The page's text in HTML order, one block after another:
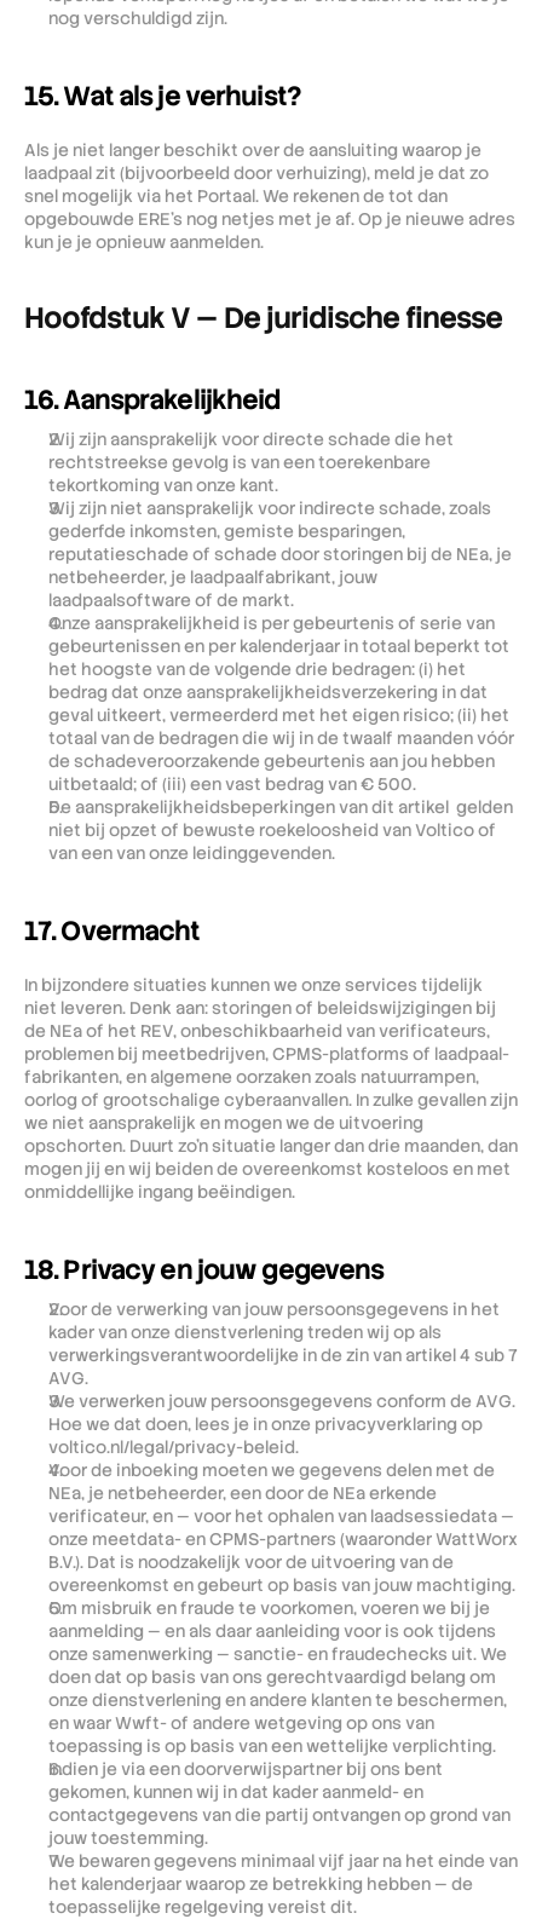
nog verschuldigd zijn.
15. Wat als je verhuist?
Als je niet langer beschikt over de aansluiting waarop je
laadpaal zit (bijvoorbeeld door verhuizing), meld je dat zo
snel mogelijk via het Portaal. We rekenen de tot dan
opgebouwde ERE's nog netjes met je af. Op je nieuwe adres
kun je je opnieuw aanmelden.
Hoofdstuk V — De juridische finesse
16. Aansprakelijkheid
Wij zijn aansprakelijk voor directe schade die het
rechtstreekse gevolg is van een toerekenbare
tekortkoming van onze kant.
Wij zijn niet aansprakelijk voor indirecte schade, zoals
gederfde inkomsten, gemiste besparingen,
reputatieschade of schade door storingen bij de NEa, je
netbeheerder, je laadpaalfabrikant, jouw
laadpaalsoftware of de markt.
Onze aansprakelijkheid is per gebeurtenis of serie van
gebeurtenissen en per kalenderjaar in totaal beperkt tot
het hoogste van de volgende drie bedragen: (i) het
bedrag dat onze aansprakelijkheidsverzekering in dat
geval uitkeert, vermeerderd met het eigen risico; (ii) het
totaal van de bedragen die wij in de twaalf maanden vóór
de schadeveroorzakende gebeurtenis aan jou hebben
uitbetaald; of (iii) een vast bedrag van € 500.
De aansprakelijkheidsbeperkingen van dit artikel  gelden
niet bij opzet of bewuste roekeloosheid van Voltico of
van een van onze leidinggevenden.
17. Overmacht
In bijzondere situaties kunnen we onze services tijdelijk
niet leveren. Denk aan: storingen of beleidswijzigingen bij
de NEa of het REV, onbeschikbaarheid van verificateurs,
problemen bij meetbedrijven, CPMS-platforms of laadpaal-
fabrikanten, en algemene oorzaken zoals natuurrampen,
oorlog of grootschalige cyberaanvallen. In zulke gevallen zijn
we niet aansprakelijk en mogen we de uitvoering
opschorten. Duurt zo'n situatie langer dan drie maanden, dan
mogen jij en wij beiden de overeenkomst kosteloos en met
onmiddellijke ingang beëindigen.
18. Privacy en jouw gegevens
Voor de verwerking van jouw persoonsgegevens in het
kader van onze dienstverlening treden wij op als
verwerkingsverantwoordelijke in de zin van artikel 4 sub 7
AVG.
We verwerken jouw persoonsgegevens conform de AVG.
Hoe we dat doen, lees je in onze privacyverklaring op
voltico.nl/legal/privacy-beleid.
Voor de inboeking moeten we gegevens delen met de
NEa, je netbeheerder, een door de NEa erkende
verificateur, en — voor het ophalen van laadsessiedata —
onze meetdata- en CPMS-partners (waaronder WattWorx
B.V.). Dat is noodzakelijk voor de uitvoering van de
overeenkomst en gebeurt op basis van jouw machtiging.
Om misbruik en fraude te voorkomen, voeren we bij je
aanmelding — en als daar aanleiding voor is ook tijdens
onze samenwerking — sanctie- en fraudechecks uit. We
doen dat op basis van ons gerechtvaardigd belang om
onze dienstverlening en andere klanten te beschermen,
en waar Wwft- of andere wetgeving op ons van
toepassing is op basis van een wettelijke verplichting.
Indien je via een doorverwijspartner bij ons bent
gekomen, kunnen wij in dat kader aanmeld- en
contactgegevens van die partij ontvangen op grond van
jouw toestemming.
We bewaren gegevens minimaal vijf jaar na het einde van
het kalenderjaar waarop ze betrekking hebben — de
toepasselijke regelgeving vereist dit.